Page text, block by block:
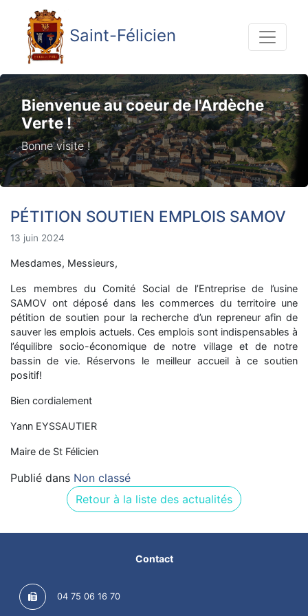
Saint-Félicien
Bienvenue au coeur de l'Ardèche
Verte !
Bonne visite !
PÉTITION SOUTIEN EMPLOIS SAMOV
13 juin 2024
Mesdames, Messieurs,
Les membres du Comité Social de l’Entreprise de l’usine
SAMOV ont déposé dans les commerces du territoire une
pétition de soutien pour la recherche d’un repreneur afin de
sauver les emplois actuels. Ces emplois sont indispensables à
l’équilibre socio-économique de notre village et de notre
bassin de vie. Réservons le meilleur accueil à ce soutien
positif!
Bien cordialement
Yann EYSSAUTIER
Maire de St Félicien
Publié dans Non classé
Retour à la liste des actualités
Contact
04 75 06 16 70